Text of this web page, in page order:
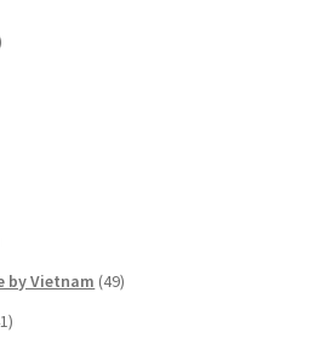
by Vietnam (49)